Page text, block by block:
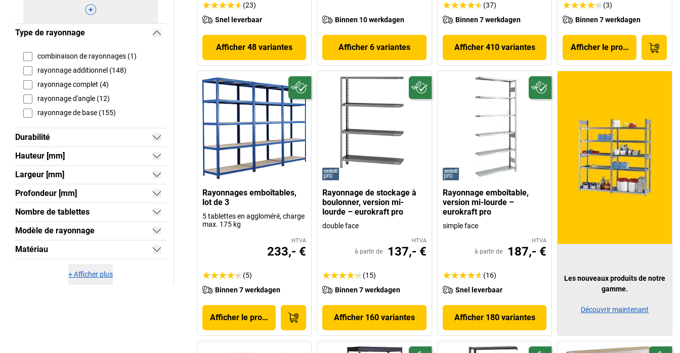
Type de rayonnage
combinaison de rayonnages (1)
rayonnage additionnel (148)
rayonnage complet (4)
rayonnage d'angle (12)
rayonnage de base (155)
Durabilité
Hauteur [mm]
Largeur [mm]
Profondeur [mm]
Nombre de tablettes
Modèle de rayonnage
Matériau
+Afficher plus
(23)
Snel leverbaar
Afficher 48 variantes
Binnen 10 werkdagen
Afficher 6 variantes
(37)
Binnen 7 werkdagen
Afficher 410 variantes
(3)
Binnen 7 werkdagen
Afficher le produit
Rayonnages emboîtables,
lot de 3
5 tablettes en aggloméré, charge
max. 175 kg
HTVA
233,- €
(5)
Binnen 7 werkdagen
Afficher le produit
Rayonnage de stockage à
boulonner, version mi-
lourde – eurokraft pro
double face
HTVA
à partir de 137,- €
(15)
Binnen 7 werkdagen
Afficher 160 variantes
Rayonnage emboîtable,
version mi-lourde –
eurokraft pro
simple face
HTVA
à partir de 187,- €
(16)
Snel leverbaar
Afficher 180 variantes
Les nouveaux produits de notre
gamme.
Découvrir maintenant